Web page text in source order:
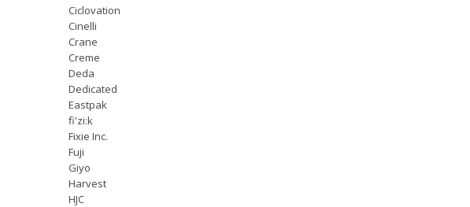
Ciclovation
Cinelli
Crane
Creme
Deda
Dedicated
Eastpak
fi'zi:k
Fixie Inc.
Fuji
Giyo
Harvest
HJC